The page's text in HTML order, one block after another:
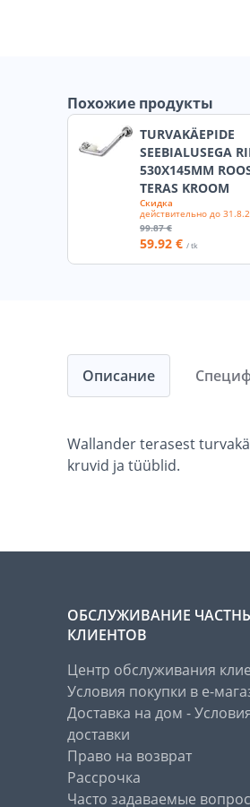
Похожие продукты
TURVAKÄEPIDE
SEEBIALUSEGA
530X145MM
TERAS KROOM
Скидка
действительно до
99.87 €
59.92 € / tk
Описание
Wallander terasest
kruvid ja tüüblid.
ОБСЛУЖИВАНИЕ
КЛИЕНТОВ
Центр обслуживания
Условия покупки в е-
Доставка на дом -
доставки
Право на возврат
Рассрочка
Часто задаваемые